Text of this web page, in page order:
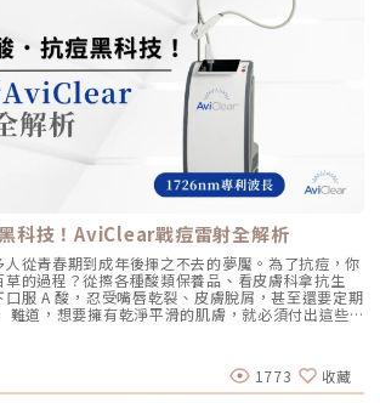
，歡迎來到辰美學，讓我們為妳量身定制專屬的逆齡
詳見辰美學官網」
月 （因品牌、分子大小及
會像玻尿酸填充容易造成過度膨脹的人工感，而是像
式修復你的肌膚底層架構。哪些人適合做璞菲洛？
族群，也非常適合希望改善整體膚況、延緩老化的
群： 面臨初老症狀者： 臉部、頸部或手部出現細
膚彈性下降、缺乏緊實感的人。 膚質困擾者： 肌膚
不均或膚質粗糙，希望透過深層保濕來全面提升膚況
： 不希望外觀有大幅度改變，只想透過自然、漸進
年輕、更有氣色。 對其他療程敏感者： 曾對雷射、
大，或希望尋找一種低風險、低修復期的保養方式。
族群非常友善。璞菲洛療程建議與效果說明璞菲洛
週期，前兩次治療間隔約30天，第三次則可延長至
時，醫師會根據患者肌膚老化程度，評估是否安排加
。大部分患者在首次治療後約2至4週，能感受到肌
。完整療程結束後，肌膚彈性、細緻度與毛孔緊實
數月，期間因人而異，與個人膚質及保養習慣相
的患者，醫師會提供客製化療程方案，確保治療成
整療程後仍需定期補打？雖然Profhilo在第一年完
膚彈力蛋白的新生，但其成分會在體內逐漸代謝，
少。儘管如此，Profhilo所啟動的生物刺激作用能持
這就像是在迷霧中航行，風險與不穩定性自然較高。
眼」最新的Ultherapy Prime 美國音波二代搭載了升
像技術。在施打的每一條能量時，我都能透過 2X 高
當下的組織層級。這意味著： 避開神經與骨頭：大
導致的劇痛或副作用。 精準鎖定 SMAS 筋膜層：確
確落在支撐輪廓的關鍵地基上。 即時監控探頭貼合
致的表皮燙傷。二、 三種鬆弛型態：妳需要的是
？很多客人到診間會直接說：「我要打音波。」但我
診與影像觀察，因為「鬆弛」其實分為不同層次。如
就會大打折扣。我將臉部老化歸納為三種主要型態，
議：2.1 筋膜鬆弛型（結構下垂）這是最適合美國音
SMAS 筋膜層失去張力，需要透過美音二代深達
地基進行「拉提」。2.2 表皮鬆弛型（膚質鬆軟）
、毛孔粗大、布滿細紋，這通常是真皮層膠原蛋白
「無雙電波」或「鳳凰電波」為主，強化表層的「緊
代 1.5mm 或 3.0mm 的探頭進行分層治療，效果會
（贅肉堆積）有些人老化表現是法令紋上方擠出一
下巴。這類族群除了筋膜拉提，還需要美音二代對
來進行收斂，收緊鬆贅組織，恢復線條的俐落感。
二代真的不一樣嗎？「醫師，聽說美國音波非常
多客人心中的陰影。的確，第一代美國音波因其能
某些痛感較敏感的客人來說確實是一大挑戰。但
科技！AviClear戰痘雷射全解析
從青春期到成年後揮之不去的夢魘。為了抗痘，你
的過程？從擦各種酸類保養品、看皮膚科拿抗生
服 A 酸，忍受嘴唇乾裂、皮膚脫屑，甚至還要定期
難道，想要擁有乾淨平滑的肌膚，就必須付出這些
科技的進步，抗痘治療終於迎來了劃時代的突破。
認證，專門針對「皮脂腺」進行治療的 AviClear 戰
打不需依賴藥物、無嚴重副作用，透過專利
源「關閉」過度活躍的皮脂腺。 這篇文章將帶你
1773 收藏